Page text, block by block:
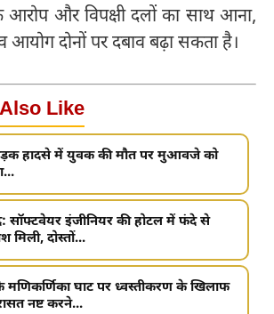
और विपक्षी दलों का साथ आना,
दोनों पर दबाव बढ़ा सकता है।
Like
हादसे में युवक की मौत पर मुआवजे को
सॉफ्टवेयर इंजीनियर की होटल में फंदे से
मिली, दोस्तों...
मणिकर्णिका घाट पर ध्वस्तीकरण के खिलाफ
नष्ट करने...